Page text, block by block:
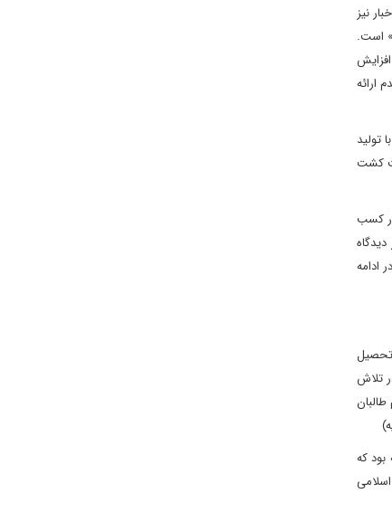
نیز
است.
ارائه
تولید
کشت
کسب
ادامه
تحصیل
تلاش
دانسته بود که
اسلامی